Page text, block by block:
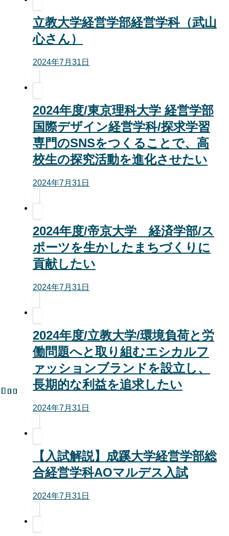
立教大学経営学部経営学科（武山
心さん）
2024年7月31日
2024年度/東京理科大学 経営学部
国際デザイン経営学科/探求学習
専門のSNSをつくることで、高
校生の探究活動を進化させたい
2024年7月31日
2024年度/帝京大学 経済学部/ス
ポーツを生かしたまちづくりに
貢献したい
2024年7月31日
2024年度/立教大学/環境負荷と労
働問題へと取り組むエシカルフ
ァッションブランドを設立し、
長期的な利益を追求したい
2024年7月31日
【入試解説】成蹊大学経営学部総
合経営学科AOマルデス入試
2024年7月31日